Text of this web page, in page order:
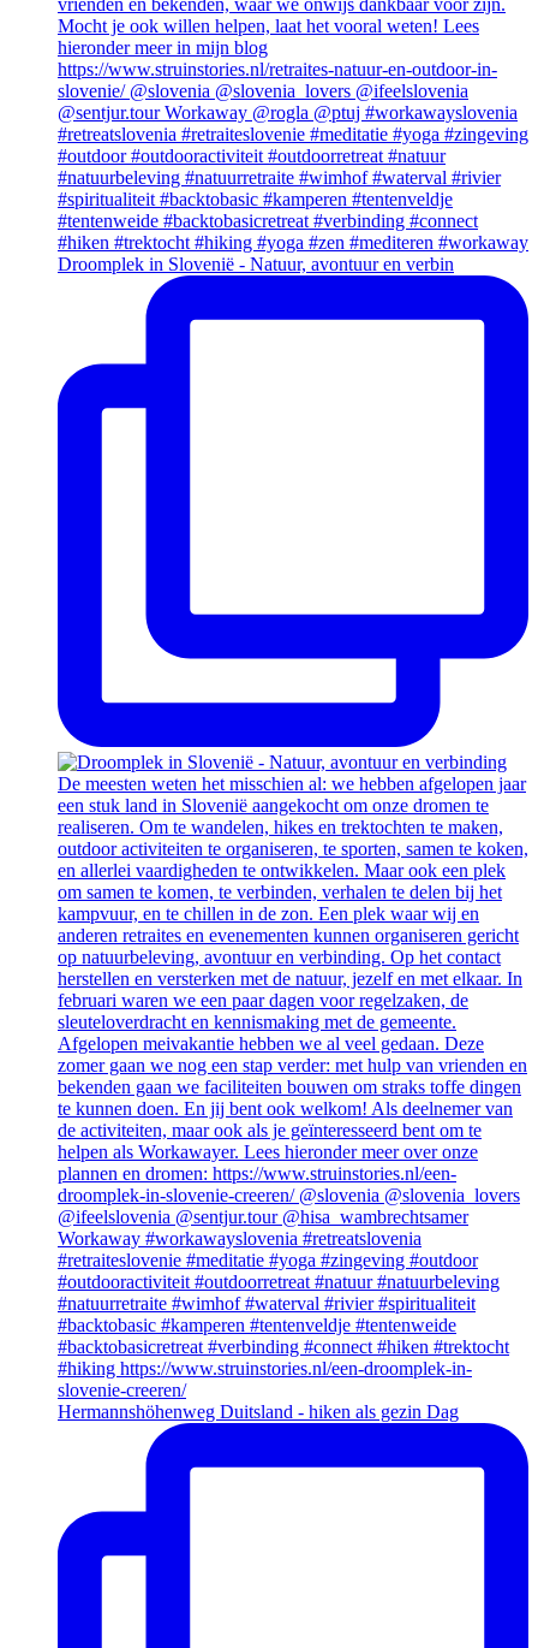
Droomplek in Slovenië - Natuur, avontuur en verbin
Hermannshöhenweg Duitsland - hiken als gezin Dag